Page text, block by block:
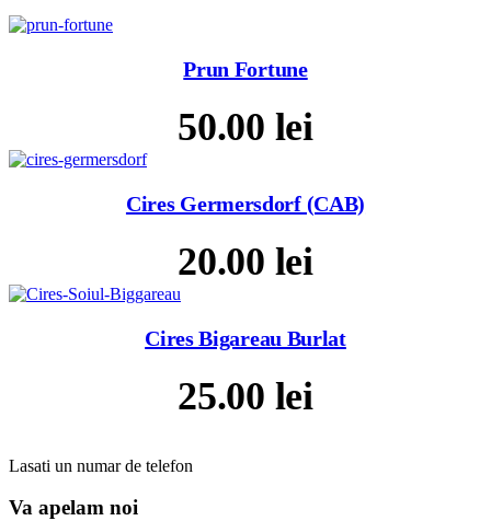
Prun Fortune
50.00 lei
Cires Germersdorf (CAB)
20.00 lei
Cires Bigareau Burlat
25.00 lei
Lasati un numar de telefon
Va apelam noi